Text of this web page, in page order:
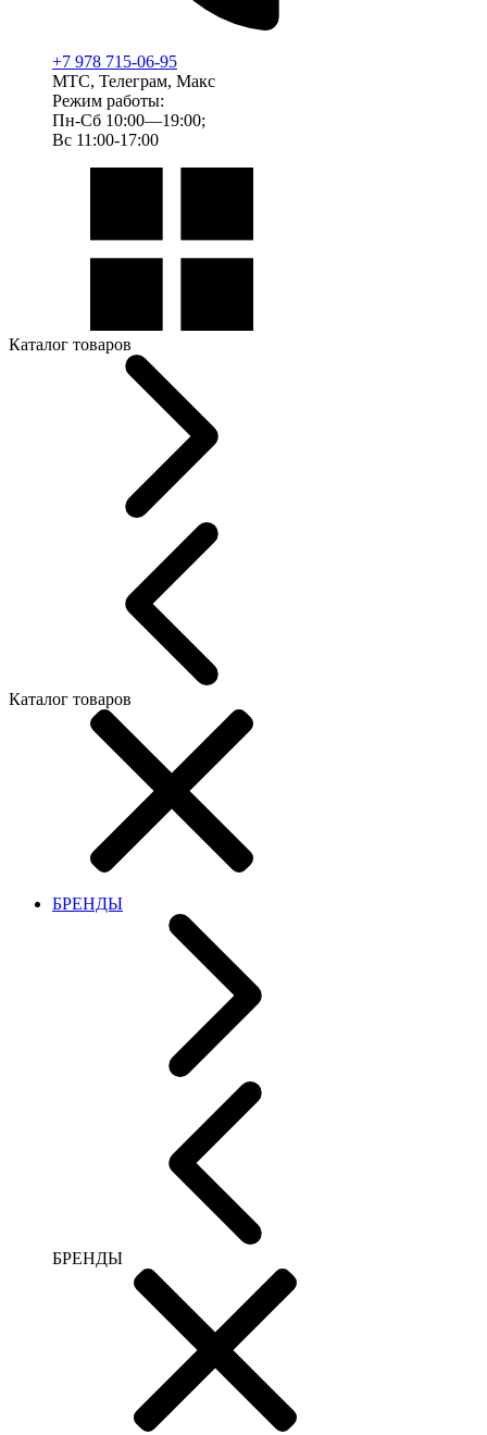
+7 978 715-06-95
МТС, Телеграм, Макс
Режим работы:
Пн-Сб 10:00—19:00;
Вс 11:00-17:00
Каталог товаров
Каталог товаров
БРЕНДЫ
БРЕНДЫ